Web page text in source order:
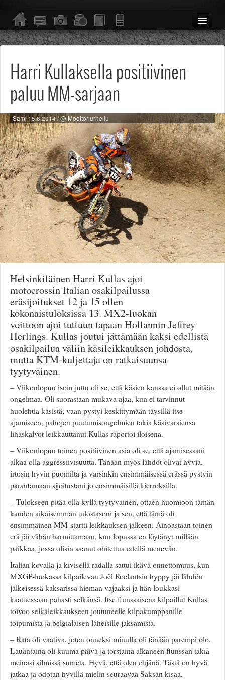
ETUSIVU
Moottoripyörät
Mopot
Enduro/MX
KESKUSTELU
Haku
Säännöt ja ohjeet
KUVAT/VIDEOT
Haku
Säännöt ja ohjeet
Uudet ajoneuvot
Uudet kuvat
Uudet videot
Uudet kommentit
MYYDÄÄN
Haku
Ohjeet
Ajoneuvot
Osat
TIETOPANKKI
TAPAHTUMAT
MP15 kuvia
MP14 kuvia
MP13 kuvia
ACS 2015 kuvia
Lisää uusi tapahtuma
UUTISET
SÄÄ
Valitse paikkakunta
Helsingin sää
Tampereen sää
Turun sää
Oulun sää
Kuopion sää
MUUT
VIP-jäsenyys
Paidat ja vaatteet
Suunnittele oma paita
Mainostus
Palaute
Kevytversio
Harri Kullaksella positiivinen
paluu MM-sarjaan
Sami 15.6.2014/ @Moottoriurheilu
Helsinkiläinen Harri Kullas ajoi
motocrossin Italian osakilpailussa
eräsijoitukset 12 ja 15 ollen
kokonaistuloksissa 13. MX2-luokan
voittoon ajoi tuttuun tapaan Hollannin Jeffrey
Herlings. Kullas joutui jättämään kaksi edellistä
osakilpailua väliin käsileikkauksen johdosta,
mutta KTM-kuljettaja on ratkaisuunsa
tyytyväinen.
– Viikonlopun isoin juttu oli se, että käsien kanssa ei ollut mitään
ongelmaa. Oli suorastaan mukava ajaa, kun ei tarvinnut
huolehtia käsistä, vaan pystyi keskittymään täysillä itse
ajamiseen, pahojen puutumisongelmien takia käsivarsiensa
lihaskalvot leikkauttanut Kullas raportoi iloisena.
– Viikonlopun toinen positiivinen asia oli se, että ajamisessani
alkaa olla aggressiivisuutta. Tänään myös lähdöt olivat hyviä,
irtosin hyvin puomilta ja varsinkin ensimmäisessä erässä pystyin
parantamaan sijoitustani jo ensimmäisillä kierroksilla.
– Tulokseen pitää olla kyllä tyytyväinen, ottaen huomioon tämän
kauden aikaisemman tulostasoni ja sen, että tämä oli
ensimmäinen MM-startti leikkauksen jälkeen. Ainoastaan toinen
erä jäi vähän harmittamaan, kun lopussa en löytänyt millään
paikkaa, jossa olisin saanut ohitettua edellä menevän.
Italian kovalla ja kivisellä radalla sattui ikävä onnettomuus, kun
MXGP-luokassa kilpailevan Joël Roelantsin hyppy jäi lähdön
jälkeisessä kaksarissa hieman vajaaksi ja hän loukkasi
kaatuessaan pahasti selkänsä. Itse flunssaisena kilpaillut Kullas
toivoo selkäleikkaukseen joutuneelle kilpakumppanille
toipumista ja belgialaisen läheisille jaksamista.
– Rata oli vaativa, joten onneksi minulla oli tänään parempi olo.
Lauantaina oli kuuma päivä ja torstaina alkaneen flunssan takia
meinasi silmissä sumeta. Hyvä, että olen ehjänä. Tästä on hyvä
jatkaa ja odotan hyvillä mielin seuraavaa Saksan kisaa,